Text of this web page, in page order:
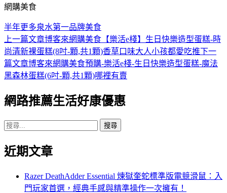
網購美食
半年更多泉水第一品牌美食
文
章
導
覽
上一篇文章博客來網購美食【樂活e棧】生日快樂造型蛋糕-時
尚清新裸蛋糕(8吋-顆,共1顆)香草口味大人小孩都愛吃推下一
篇文章博客來網購美食預購-樂活e棧-生日快樂造型蛋糕-魔法
黑森林蛋糕(6吋-顆,共1顆)哪裡有賣
網路推薦生活好康優惠
搜
關
近期文章
Razer DeathAdder Essential 煉獄奎蛇標準版電競滑鼠：入
門玩家首選，經典手感與精準操作一次擁有！